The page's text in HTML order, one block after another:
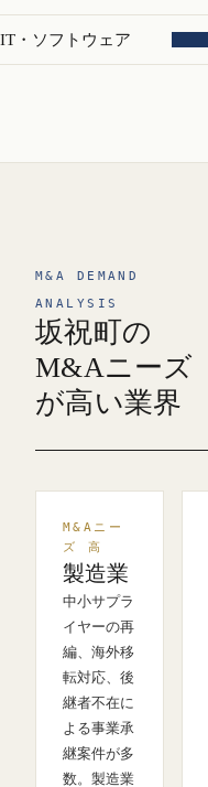
IT・ソフトウェア
M&A DEMAND
ANALYSIS
坂祝町の
M&Aニーズ
が高い業界
M&Aニー
ズ 高
製造業
中小サプラ
イヤーの再
編、海外移
転対応、後
継者不在に
よる事業承
継案件が多
数。製造業